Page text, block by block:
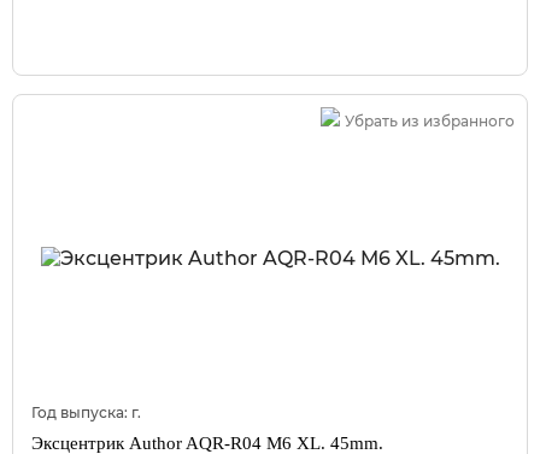
Убрать из избранного
Год выпуска: г.
Эксцентрик Author AQR-R04 M6 XL. 45mm.